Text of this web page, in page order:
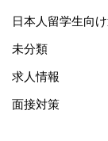
日本人留学生向
未分類
求人情報
面接対策